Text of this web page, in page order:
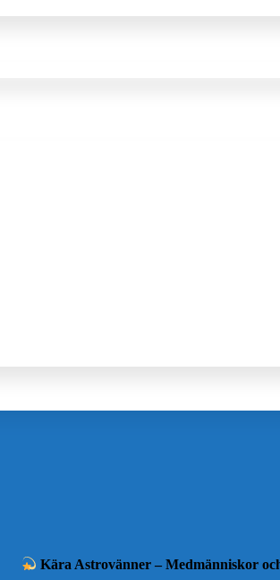
Kära Astrovänner – Medmänniskor